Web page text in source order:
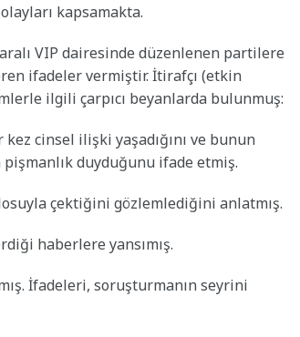
kapsamakta.
VIP dairesinde düzenlenen partilere
ifadeler vermiştir. İtirafçı (etkin
ilgili çarpıcı beyanlarda bulunmuş:
cinsel ilişki yaşadığını ve bunun
duyduğunu ifade etmiş.
çektiğini gözlemlediğini anlatmış.
haberlere yansımış.
İfadeleri, soruşturmanın seyrini